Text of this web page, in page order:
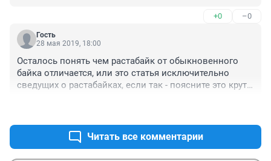
- Аллейкэт. Ну хотя у нас зачатки тоже имеются.
Можете на википедии почитать.
+0 –0
Гость
28 мая 2019, 18:00
Осталось понять чем растабайк от обыкновенного
байка отличается, или это статья исключительно
сведущих о растабайках, если так - поясните это круто,
Читать все комментарии